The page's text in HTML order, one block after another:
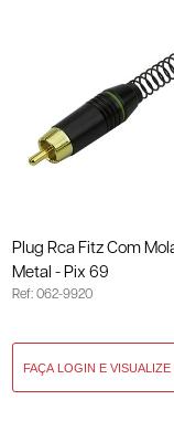
Plug Rca Fitz Com
Metal - Pix 69
Ref: 062-9920